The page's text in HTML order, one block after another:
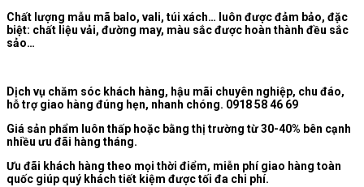
Chất lượng mẫu mã balo, vali, túi xách… luôn được đảm bảo, đặc
biệt: chất liệu vải, đường may, màu sắc được hoàn thành đều sắc
sảo…
Dịch vụ chăm sóc khách hàng, hậu mãi chuyên nghiệp, chu đáo,
hỗ trợ giao hàng đúng hẹn, nhanh chóng. 0918 58 46 69
Giá sản phẩm luôn thấp hoặc bằng thị trường từ 30-40% bên cạnh
nhiều ưu đãi hàng tháng.
Ưu đãi khách hàng theo mọi thời điểm, miễn phí giao hàng toàn
quốc giúp quý khách tiết kiệm được tối đa chi phí.